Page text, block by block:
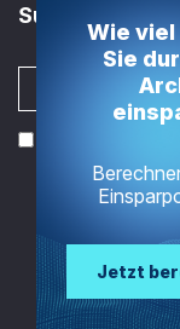
Subscribe to
I agree to the
Wir sind im
Wie viel
Sie
Jetzt